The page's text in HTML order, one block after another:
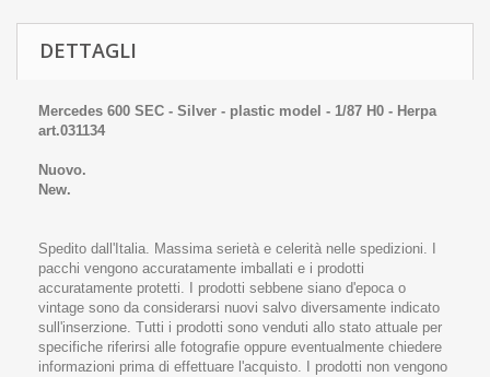
DETTAGLI
Mercedes 600 SEC - Silver - plastic model - 1/87 H0 - Herpa
art.031134
Nuovo.
New.
Spedito dall'Italia. Massima serietà e celerità nelle spedizioni. I
pacchi vengono accuratamente imballati e i prodotti
accuratamente protetti. I prodotti sebbene siano d'epoca o
vintage sono da considerarsi nuovi salvo diversamente indicato
sull'inserzione. Tutti i prodotti sono venduti allo stato attuale per
specifiche riferirsi alle fotografie oppure eventualmente chiedere
informazioni prima di effettuare l'acquisto. I prodotti non vengono